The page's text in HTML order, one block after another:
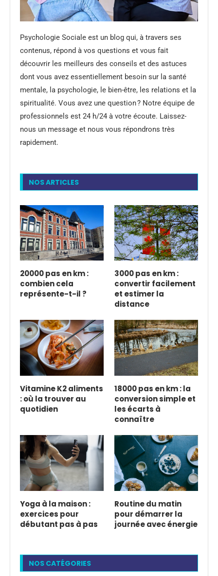
Psychologie Sociale est un blog qui, à travers ses
contenus, répond à vos questions et vous fait
découvrir les meilleurs des conseils et des astuces
dont vous avez essentiellement besoin sur la santé
mentale, la psychologie, le bien-être, les relations et la
spiritualité. Vous avez une question ? Notre équipe de
professionnels est 24 h/24 à votre écoute. Laissez-
nous un message et nous vous répondrons très
rapidement.
NOS ARTICLES
20000 pas en km :
combien cela
représente-t-il ?
3000 pas en km :
convertir facilement
et estimer la
distance
Vitamine K2 aliments
: où la trouver au
quotidien
18000 pas en km : la
conversion simple et
les écarts à
connaître
Yoga à la maison :
exercices pour
débutant pas à pas
Routine du matin
pour démarrer la
journée avec énergie
NOS CATÉGORIES